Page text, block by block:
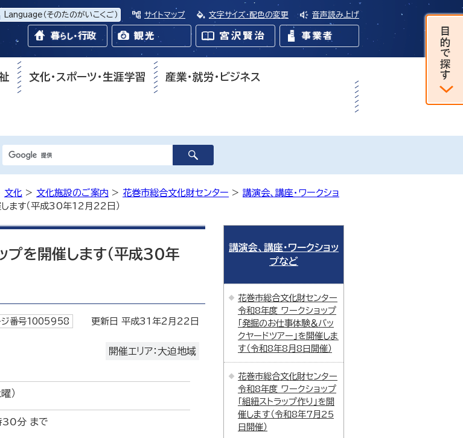
Language （そのたのがいこくご） サイトマップ 文字サイズ・配色の変更 音声読み上げ
文化・スポーツ・生涯学習 産業・就労・ビジネス
文化 > 文化施設のご案内 > 花巻市総合文化財センター > 講演会、講座・ワークショ
します（平成30年12月22日）
プを開催します（平成30年
ジ番号1005958 更新日 平成31年2月22日
開催エリア：大迫地域
）
30分 まで
講演会、講座・ワークショッ
プなど
花巻市総合文化財センター
令和8年度 ワークショップ
「発掘のお仕事体験＆バッ
クヤードツアー」を開催しま
す（令和8年8月8日開催）
花巻市総合文化財センター
令和8年度 ワークショップ
「組紐ストラップ作り」を開
催します（令和8年7月25
日開催）